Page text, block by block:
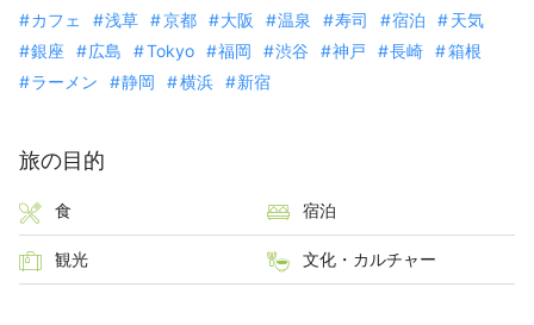
カフェ 浅草 京都 大阪 温泉 寿司 宿泊
天気
銀座
広島 Tokyo 福岡 渋谷 神戸 長崎
箱根
ラーメン
静岡 横浜 新宿
旅の目的
食 宿泊
観光 文化・カルチャー